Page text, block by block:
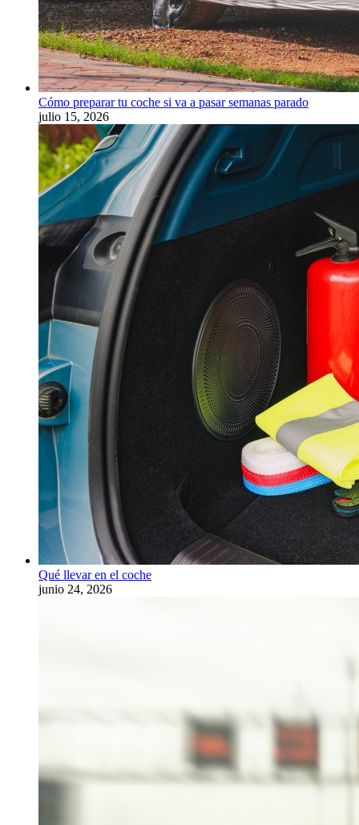
Cómo preparar tu coche si va a pasar semanas parado
julio 15, 2026
Qué llevar en el coche
junio 24, 2026